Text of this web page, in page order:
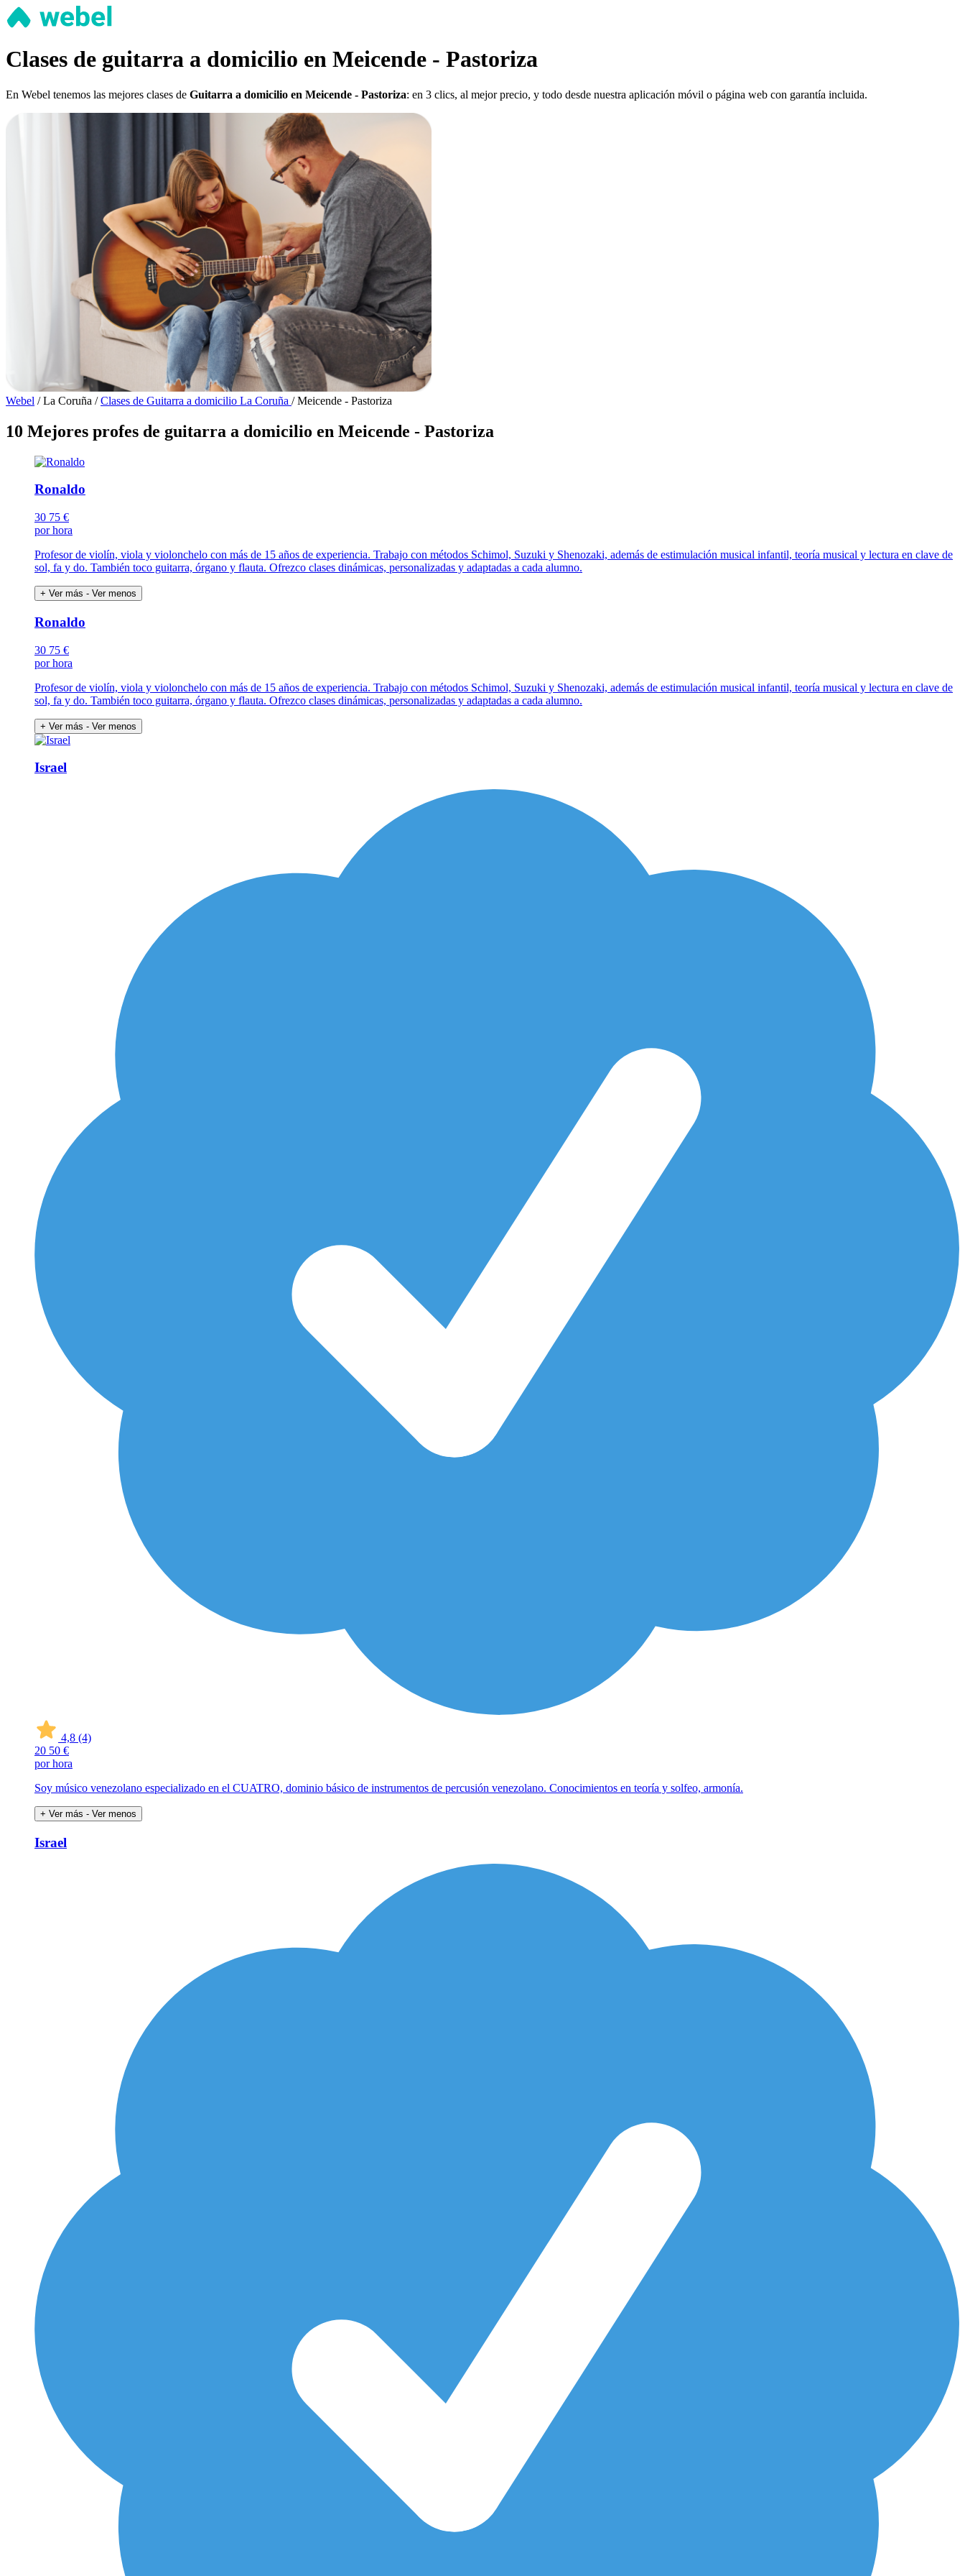
Clases de guitarra a domicilio en Meicende - Pastoriza
En Webel tenemos las mejores clases de Guitarra a domicilio en Meicende - Pastoriza: en 3 clics, al mejor precio, y todo desde nuestra aplicación móvil o página web con garantía incluida.
Webel / La Coruña / Clases de Guitarra a domicilio La Coruña / Meicende - Pastoriza
10 Mejores profes de guitarra a domicilio en Meicende - Pastoriza
Ronaldo
30 75 €
por hora
Profesor de violín, viola y violonchelo con más de 15 años de experiencia. Trabajo con métodos Schimol, Suzuki y Shenozaki, además de estimulación musical infantil, teoría musical y lectura en clave de
sol, fa y do. También toco guitarra, órgano y flauta. Ofrezco clases dinámicas, personalizadas y adaptadas a cada alumno.
+ Ver más - Ver menos
Ronaldo
30 75 €
por hora
Profesor de violín, viola y violonchelo con más de 15 años de experiencia. Trabajo con métodos Schimol, Suzuki y Shenozaki, además de estimulación musical infantil, teoría musical y lectura en clave de
sol, fa y do. También toco guitarra, órgano y flauta. Ofrezco clases dinámicas, personalizadas y adaptadas a cada alumno.
+ Ver más - Ver menos
Israel
4,8 (4)
20 50 €
por hora
Soy músico venezolano especializado en el CUATRO, dominio básico de instrumentos de percusión venezolano. Conocimientos en teoría y solfeo, armonía.
+ Ver más - Ver menos
Israel